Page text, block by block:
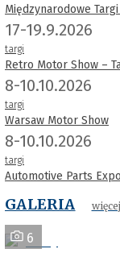
Międzynarodowe
17-19.9.2026
targi
Retro Motor Show –
8-10.10.2026
targi
Warsaw Motor Show
8-10.10.2026
targi
Automotive Parts Expo
GALERIA więcej
6